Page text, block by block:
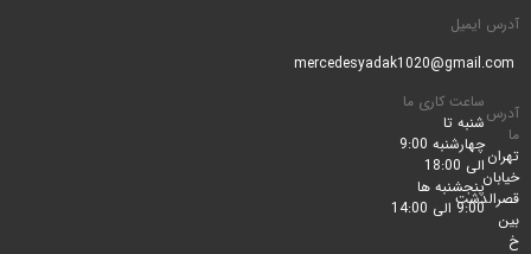
ساعت کاری ما
شنبه تا
چهارشنبه 9:00
الی 18:00
پنجشنبه ها
9:00 الی 14:00